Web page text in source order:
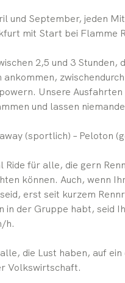
und September, jeden
mit Start bei Flamme
2,5 und 3 Stunden,
ankommen,
Unsere
und lassen
(sportlich) – Peloton
für alle, die gern
können. Auch, wenn
erst seit kurzem
in der Gruppe habt, seid
h.
die Lust haben, auf
Volkswirtschaft.